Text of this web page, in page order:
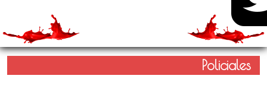
Policiales